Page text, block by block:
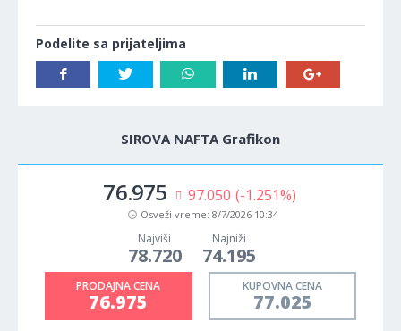
Podelite sa prijateljima
SIROVA NAFTA Grafikon
76.975 97.050 (-1.251%)
Osveži vreme: 8/7/2026 10:34
Najviši
78.720
Najniži
74.195
PRODAJNA CENA
76.975
KUPOVNA CENA
77.025